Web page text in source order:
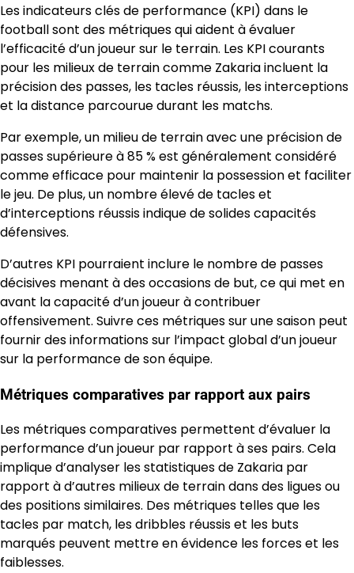
Les indicateurs clés de performance (KPI) dans le
football sont des métriques qui aident à évaluer
l’efficacité d’un joueur sur le terrain. Les KPI courants
pour les milieux de terrain comme Zakaria incluent la
précision des passes, les tacles réussis, les interceptions
et la distance parcourue durant les matchs.
Par exemple, un milieu de terrain avec une précision de
passes supérieure à 85 % est généralement considéré
comme efficace pour maintenir la possession et faciliter
le jeu. De plus, un nombre élevé de tacles et
d’interceptions réussis indique de solides capacités
défensives.
D’autres KPI pourraient inclure le nombre de passes
décisives menant à des occasions de but, ce qui met en
avant la capacité d’un joueur à contribuer
offensivement. Suivre ces métriques sur une saison peut
fournir des informations sur l’impact global d’un joueur
sur la performance de son équipe.
Métriques comparatives par rapport aux pairs
Les métriques comparatives permettent d’évaluer la
performance d’un joueur par rapport à ses pairs. Cela
implique d’analyser les statistiques de Zakaria par
rapport à d’autres milieux de terrain dans des ligues ou
des positions similaires. Des métriques telles que les
tacles par match, les dribbles réussis et les buts
marqués peuvent mettre en évidence les forces et les
faiblesses.